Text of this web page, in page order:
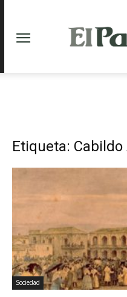
Etiqueta:
Sociedad